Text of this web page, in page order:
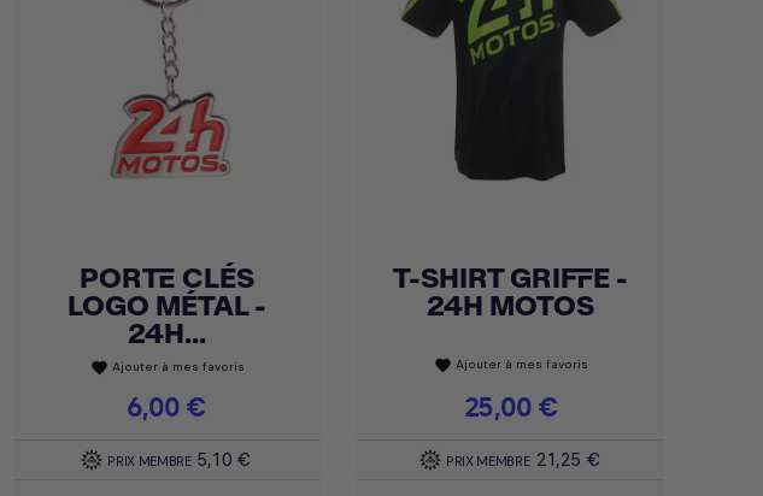
Achat express
PORTE CLÉS
LOGO MÉTAL -
24H...
favorite Ajouter à mes favoris
Prix
6,00 €
PRIX MEMBRE 5,10 €
Achat express
T-SHIRT GRIFFE -
24H MOTOS
favorite Ajouter à mes favoris
Prix
25,00 €
PRIX MEMBRE 21,25 €